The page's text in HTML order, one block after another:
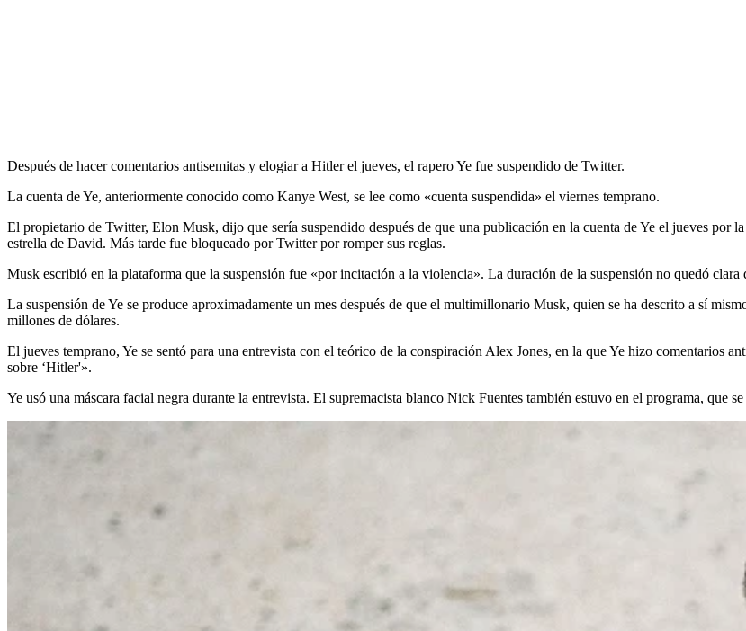
Después de hacer comentarios antisemitas y elogiar a Hitler el jueves, el rapero Ye fue suspendido de Twitter.
La cuenta de Ye, anteriormente conocido como Kanye West, se lee como «cuenta suspendida» el viernes temprano.
El propietario de Twitter, Elon Musk, dijo que sería suspendido después de que una publicación en la cuenta de Ye el jueves por
estrella de David. Más tarde fue bloqueado por Twitter por romper sus reglas.
Musk escribió en la plataforma que la suspensión fue «por incitación a la violencia». La duración de la suspensión no quedó clara
La suspensión de Ye se produce aproximadamente un mes después de que el multimillonario Musk, quien se ha descrito a sí
millones de dólares.
El jueves temprano, Ye se sentó para una entrevista con el teórico de la conspiración Alex Jones, en la que Ye hizo comentarios
sobre ‘Hitler'».
Ye usó una máscara facial negra durante la entrevista. El supremacista blanco Nick Fuentes también estuvo en el programa, que